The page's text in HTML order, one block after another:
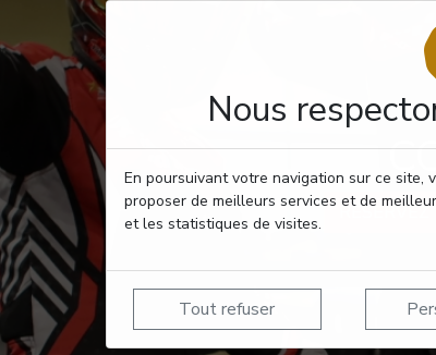
Nous
En poursuivant votre navigation sur ce site,
proposer de meilleurs services et de
et les statistiques de visites.
Tout refuser